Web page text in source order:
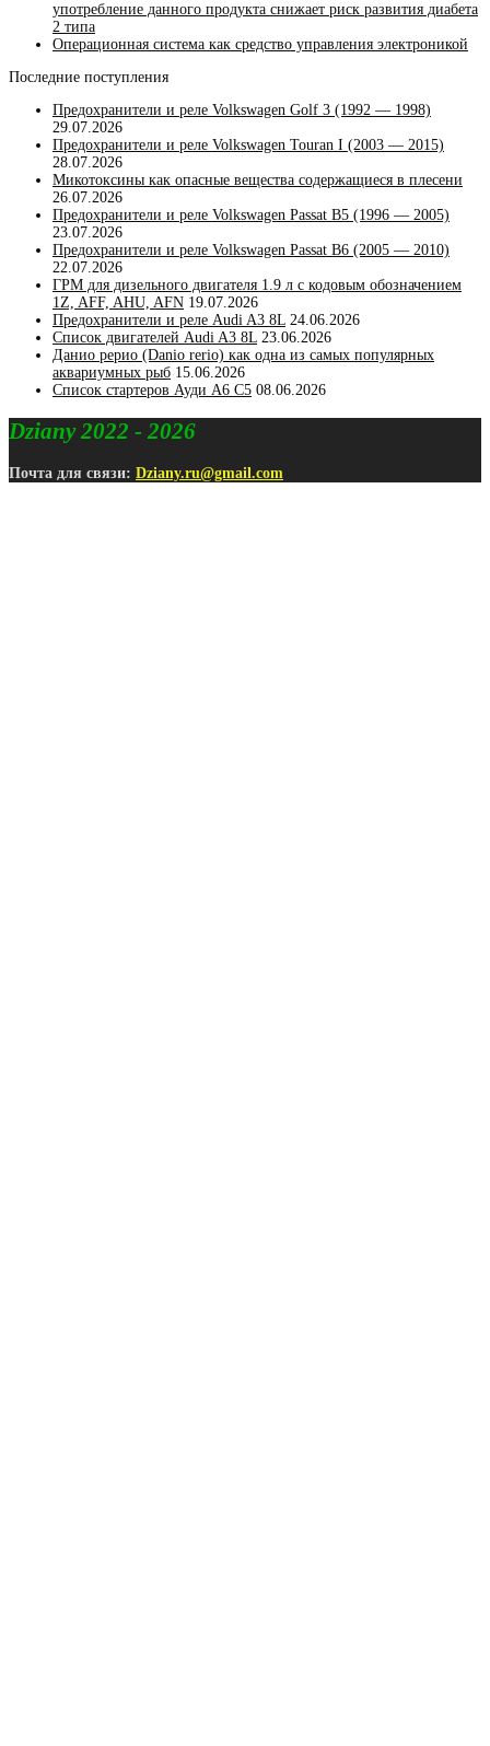
употребление данного продукта снижает риск развития диабета
2 типа
Операционная система как средство управления электроникой
Последние поступления
Предохранители и реле Volkswagen Golf 3 (1992 — 1998)
29.07.2026
Предохранители и реле Volkswagen Touran I (2003 — 2015)
28.07.2026
Микотоксины как опасные вещества содержащиеся в плесени
26.07.2026
Предохранители и реле Volkswagen Passat B5 (1996 — 2005)
23.07.2026
Предохранители и реле Volkswagen Passat B6 (2005 — 2010)
22.07.2026
ГРМ для дизельного двигателя 1.9 л с кодовым обозначением
1Z, AFF, AHU, AFN 19.07.2026
Предохранители и реле Audi A3 8L 24.06.2026
Список двигателей Audi A3 8L 23.06.2026
Данио рерио (Danio rerio) как одна из самых популярных
аквариумных рыб 15.06.2026
Список стартеров Ауди А6 С5 08.06.2026
Dziany 2022 - 2026
Почта для связи: Dziany.ru@gmail.com